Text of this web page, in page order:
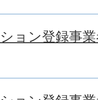
ション登録事